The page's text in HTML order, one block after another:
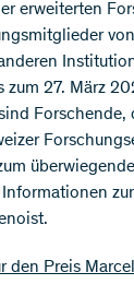
erweiterten
zum 27. März
den Preis